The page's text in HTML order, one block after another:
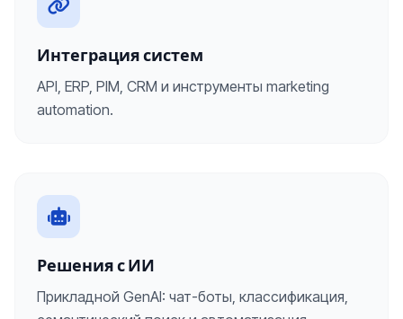
Интеграция систем
API, ERP, PIM, CRM и инструменты marketing
automation.
Решения с ИИ
Прикладной GenAI: чат-боты, классификация,